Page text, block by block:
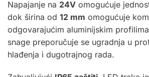
Napajanje na 24V omogućuje
dok širina od 12 mm omogućuje
odgovarajućim aluminijskim
snage preporučuje se ugradnja u
hlađenja i dugotrajnog rada.